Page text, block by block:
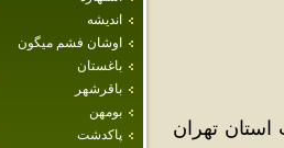
انديشه
اوشان فشم ميگون
باغستان
باقرشهر
بومهن
پاكدشت
تهران